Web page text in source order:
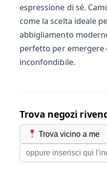
espressione di sé.
come la scelta ideale
abbigliamento
perfetto per emergere
inconfondibile.
Trova negozi
Trova vicino a me